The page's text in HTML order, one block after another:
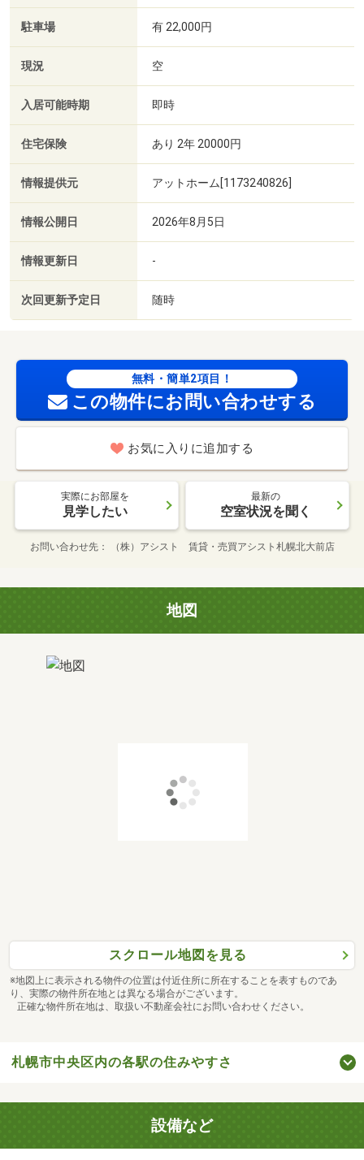
駐車場 有 22,000円
現況 空
入居可能時期 即時
住宅保険 あり 2年 20000円
情報提供元 アットホーム[1173240826]
情報公開日 2026年8月5日
情報更新日 -
次回更新予定日 随時
無料・簡単2項目！
この物件にお問い合わせする
お気に入りに追加する
実際にお部屋を
見学したい
最新の
空室状況を聞く
お問い合わせ先 （株）アシスト 賃貸・売買アシスト札幌北大前店
地図
スクロール地図を見る
※地図上に表示される物件の位置は付近住所に所在することを表すものであ
り、実際の物件所在地とは異なる場合がございます。
正確な物件所在地は、取扱い不動産会社にお問い合わせください。
札幌市中央区内の各駅の住みやすさ
設備など